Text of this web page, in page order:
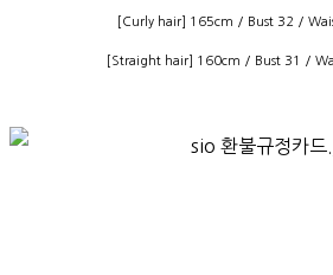
[Curly hair] 165cm / Bust 32 /
[Straight hair] 160cm / Bust 31 /